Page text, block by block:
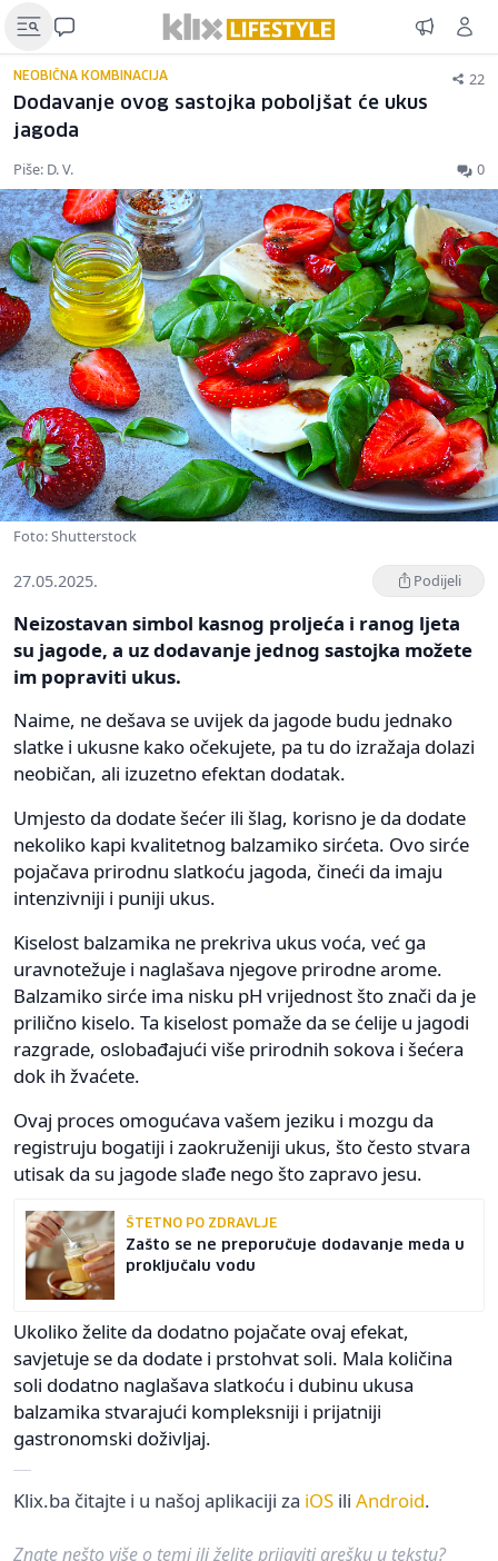
NEOBIČNA KOMBINACIJA 22
Dodavanje ovog sastojka poboljšat će ukus
jagoda
Piše: D. V. 0
Foto: Shutterstock
27.05.2025. Podijeli
Neizostavan simbol kasnog proljeća i ranog ljeta
su jagode, a uz dodavanje jednog sastojka možete
im popraviti ukus.
Naime, ne dešava se uvijek da jagode budu jednako
slatke i ukusne kako očekujete, pa tu do izražaja dolazi
neobičan, ali izuzetno efektan dodatak.
Umjesto da dodate šećer ili šlag, korisno je da dodate
nekoliko kapi kvalitetnog balzamiko sirćeta. Ovo sirće
pojačava prirodnu slatkoću jagoda, čineći da imaju
intenzivniji i puniji ukus.
Kiselost balzamika ne prekriva ukus voća, već ga
uravnotežuje i naglašava njegove prirodne arome.
Balzamiko sirće ima nisku pH vrijednost što znači da je
prilično kiselo. Ta kiselost pomaže da se ćelije u jagodi
razgrade, oslobađajući više prirodnih sokova i šećera
dok ih žvaćete.
Ovaj proces omogućava vašem jeziku i mozgu da
registruju bogatiji i zaokruženiji ukus, što često stvara
utisak da su jagode slađe nego što zapravo jesu.
ŠTETNO PO ZDRAVLJE
Zašto se ne preporučuje dodavanje meda u
proključalu vodu
Ukoliko želite da dodatno pojačate ovaj efekat,
savjetuje se da dodate i prstohvat soli. Mala količina
soli dodatno naglašava slatkoću i dubinu ukusa
balzamika stvarajući kompleksniji i prijatniji
gastronomski doživljaj.
Klix.ba čitajte i u našoj aplikaciji za iOS ili Android.
Znate nešto više o temi ili želite prijaviti grešku u tekstu?